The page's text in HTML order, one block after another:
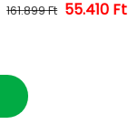
Normál ár
161.899 Ft 55.410 Ft